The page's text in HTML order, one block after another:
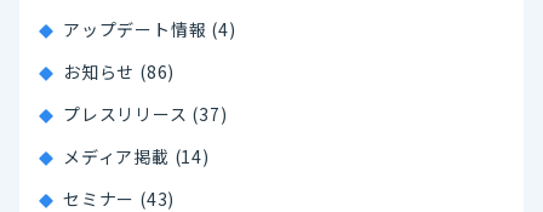
アップデート情報 (4)
お知らせ (86)
プレスリリース (37)
メディア掲載 (14)
セミナー (43)